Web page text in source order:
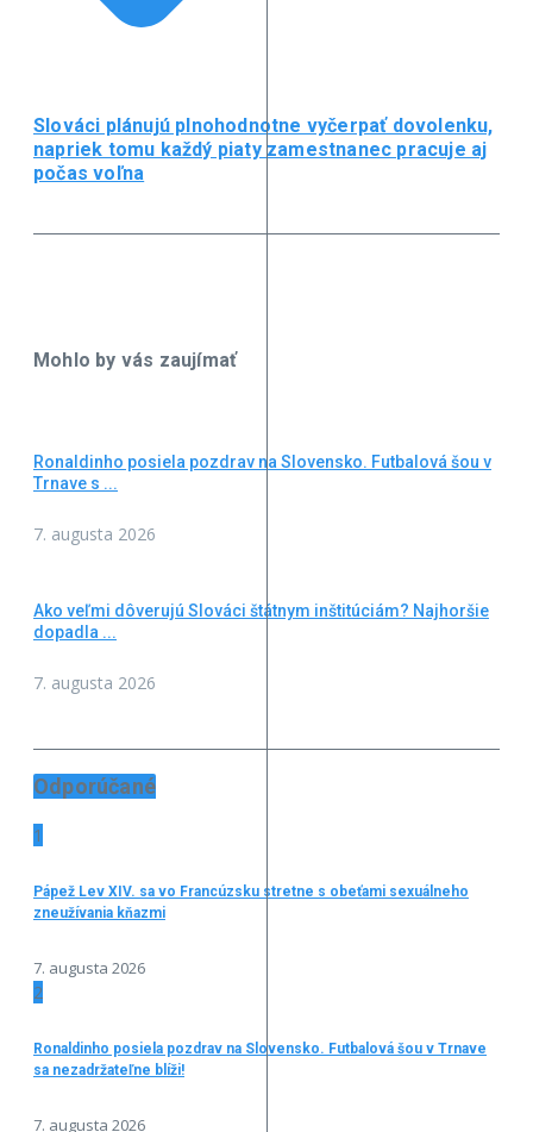
Slováci plánujú plnohodnotne vyčerpať dovolenku,
napriek tomu každý piaty zamestnanec pracuje aj
počas voľna
Mohlo by vás zaujímať
Ronaldinho posiela pozdrav na Slovensko. Futbalová šou v
Trnave s ...
7. augusta 2026
Ako veľmi dôverujú Slováci štátnym inštitúciám? Najhoršie
dopadla ...
7. augusta 2026
Odporúčané
1
Pápež Lev XIV. sa vo Francúzsku stretne s obeťami sexuálneho
zneužívania kňazmi
7. augusta 2026
2
Ronaldinho posiela pozdrav na Slovensko. Futbalová šou v Trnave
sa nezadržateľne blíži!
7. augusta 2026